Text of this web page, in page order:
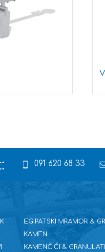
091 620 68 33
EGIPATSKI MRAMOR &
KAMEN
KAMENČIĆI & GRANULATI